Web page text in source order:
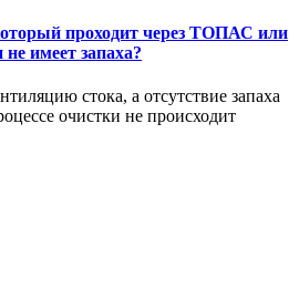
проходит через ТОПАС или
имеет запаха?
стока, а отсутствие запаха
очистки не происходит